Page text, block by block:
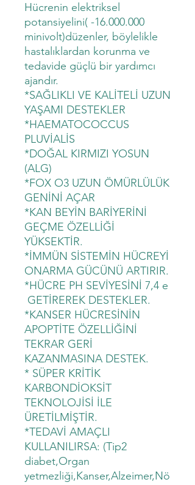
Hücrenin elektriksel
potansiyelini( -16.000.000
minivolt)düzenler, böylelikle
hastalıklardan korunma ve
tedavide güçlü bir yardımcı
ajandır.
*SAĞLIKLI VE KALİTELİ UZUN
YAŞAMI DESTEKLER
*HAEMATOCOCCUS
PLUVİALİS
*DOĞAL KIRMIZI YOSUN
(ALG)
*FOX O3 UZUN ÖMÜRLÜLÜK
GENİNİ AÇAR
*KAN BEYİN BARİYERİNİ
GEÇME ÖZELLİĞİ
YÜKSEKTİR.
*İMMÜN SİSTEMİN HÜCREYİ
ONARMA GÜCÜNÜ ARTIRIR.
*HÜCRE PH SEVİYESİNİ 7,4 e
GETİREREK DESTEKLER.
*KANSER HÜCRESİNİN
APOPTİTE ÖZELLİĞİNİ
TEKRAR GERİ
KAZANMASINA DESTEK.
* SÜPER KRİTİK
KARBONDİOKSİT
TEKNOLOJİSİ İLE
ÜRETİLMİŞTİR.
*TEDAVİ AMAÇLI
KULLANILIRSA: (Tip2
diabet,Organ
yetmezliği,Kanser,Alzeimer,Nö